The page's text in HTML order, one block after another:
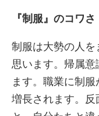
『制服』のコワさ
制服は大勢の人
思います。帰属
ます。職業に制
増長されます。